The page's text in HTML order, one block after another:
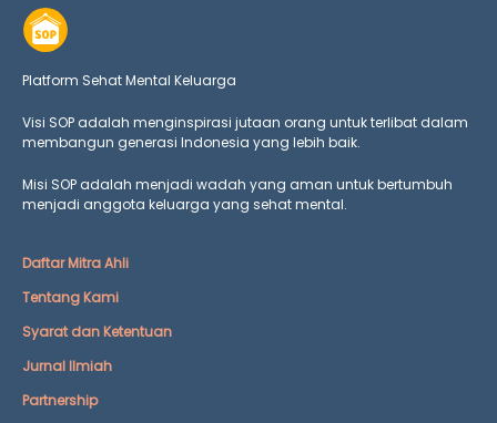
Platform Sehat Mental Keluarga
Visi SOP adalah menginspirasi jutaan orang untuk terlibat dalam
membangun generasi Indonesia yang lebih baik.
Misi SOP adalah menjadi wadah yang aman untuk bertumbuh
menjadi anggota keluarga yang sehat mental.
Daftar Mitra Ahli
Tentang Kami
Syarat dan Ketentuan
Jurnal Ilmiah
Partnership